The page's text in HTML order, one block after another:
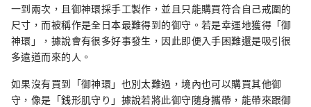
一到兩次，且御神環採手工製作，並且只能購買符合自己戒圍的
尺寸，而被稱作是全日本最難得到的御守。若是幸運地獲得「御
神環」，據說會有很多好事發生，因此即便入手困難還是吸引很
多遠道而來的人。
如果沒有買到「御神環」也別太難過，境內也可以購買其他御
守，像是「銭形肌守り」據說若將此御守隨身攜帶，能帶來跟御